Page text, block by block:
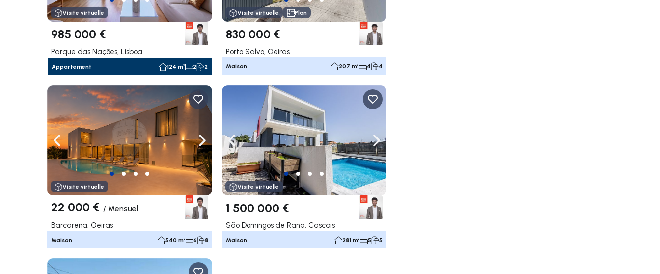
Visite virtuelle
985 000 €
Parque das Nações, Lisboa
Appartement 124 m² 2 2
Visite virtuelle Plan
830 000 €
Porto Salvo, Oeiras
Maison 207 m² 4 4
Naviguer vers la gauche Naviguer vers la droite
Visite virtuelle
22 000 € / Mensuel
Barcarena, Oeiras
Maison 540 m² 6 8
Naviguer vers la gauche Naviguer vers la droite
Visite virtuelle
1 500 000 €
São Domingos de Rana, Cascais
Maison 281 m² 5 5